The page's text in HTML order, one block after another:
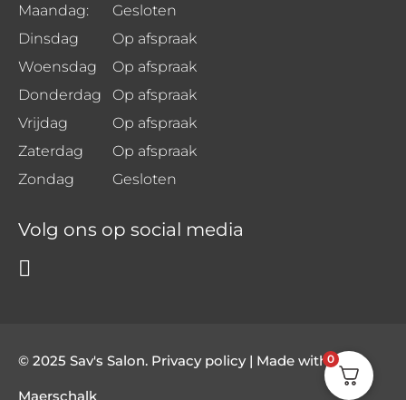
0
Maandag:
Gesloten
Dinsdag
Op afspraak
Woensdag
Op afspraak
Donderdag
Op afspraak
Vrijdag
Op afspraak
Zaterdag
Op afspraak
Zondag
Gesloten
Volg ons op social media
© 2025 Sav's Salon. Privacy policy | Made with by
Maerschalk